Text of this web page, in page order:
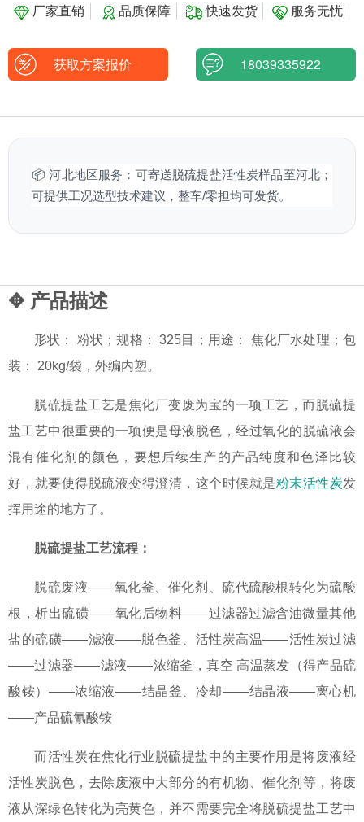
厂家直销 品质保障 快速发货 服务无忧
获取方案报价 18039335922
📦 河北地区服务：可寄送脱硫提盐活性炭样品至河北；
可提供工况选型技术建议，整车/零担均可发货。
✥ 产品描述
形状： 粉状；规格： 325目；用途： 焦化厂水处理；包
装： 20kg/袋，外编内塑。
脱硫提盐工艺是焦化厂变废为宝的一项工艺，而脱硫提
盐工艺中很重要的一项便是母液脱色，经过氧化的脱硫液会
混有催化剂的颜色，要想后续生产的产品纯度和色泽比较
好，就要使得脱硫液变得澄清，这个时候就是粉末活性炭发
挥用途的地方了。
脱硫提盐工艺流程：
脱硫废液——氧化釜、催化剂、硫代硫酸根转化为硫酸
根，析出硫磺——氧化后物料——过滤器过滤含油微量其他
盐的硫磺——滤液——脱色釜、活性炭高温——活性炭过滤
——过滤器——滤液——浓缩釜，真空 高温蒸发（得产品硫
酸铵）——浓缩液——结晶釜、冷却——结晶液——离心机
——产品硫氰酸铵
而活性炭在焦化行业脱硫提盐中的主要作用是将废液经
活性炭脱色，去除废液中大部分的有机物、催化剂等，将废
液从深绿色转化为亮黄色，并不需要完全将脱硫提盐工艺中